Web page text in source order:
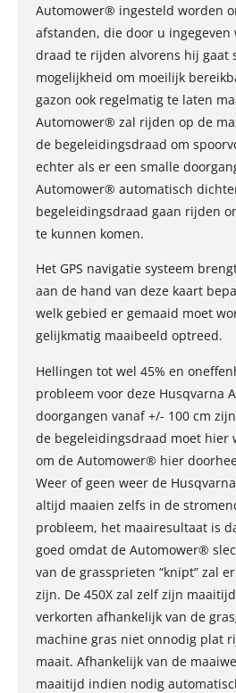
Automower® ingesteld worden
afstanden, die door u ingegeven
draad te rijden alvorens hij gaat
mogelijkheid om moeilijk
gazon ook regelmatig te laten
Automower® zal rijden op de
de begeleidingsdraad om
echter als er een smalle
Automower® automatisch
begeleidingsdraad gaan rijden
te kunnen komen.
Het GPS navigatie systeem
aan de hand van deze kaart
welk gebied er gemaaid moet
gelijkmatig maaibeeld optreed.
Hellingen tot wel 45% en
probleem voor deze Husqvarna
doorgangen vanaf +/- 100 cm
de begeleidingsdraad moet hier
om de Automower® hier
Weer of geen weer de
altijd maaien zelfs in de
probleem, het maairesultaat is
goed omdat de Automower®
van de grassprieten “knipt” zal
zijn. De 450X zal zelf zijn
verkorten afhankelijk van de
machine gras niet onnodig plat
maait. Afhankelijk van de
maaitijd indien nodig